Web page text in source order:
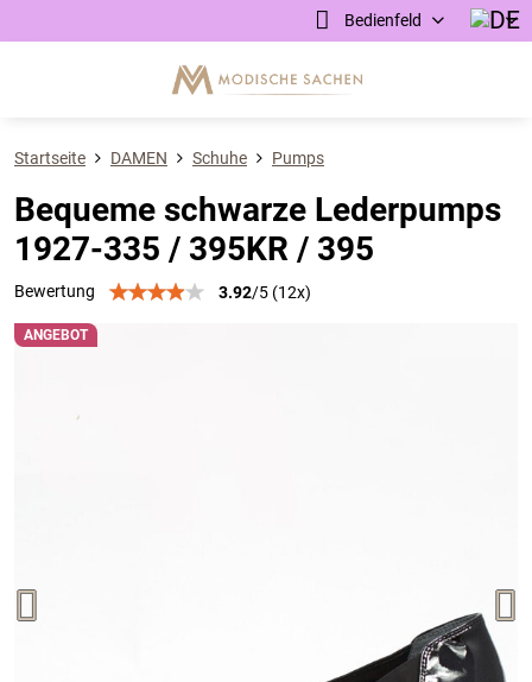
Bedienfeld
ANGEBOT
Startseite DAMEN Schuhe Pumps
Bequeme schwarze Lederpumps
1927-335 / 395KR / 395
Bewertung 3.92/5 (12x)